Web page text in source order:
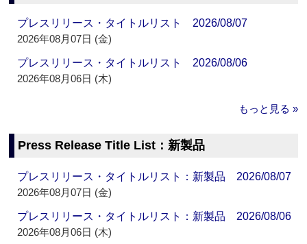
プレスリリース・タイトルリスト 2026/08/07
2026年08月07日 (金)
プレスリリース・タイトルリスト 2026/08/06
2026年08月06日 (木)
もっと見る »
Press Release Title List：新製品
プレスリリース・タイトルリスト：新製品 2026/08/07
2026年08月07日 (金)
プレスリリース・タイトルリスト：新製品 2026/08/06
2026年08月06日 (木)